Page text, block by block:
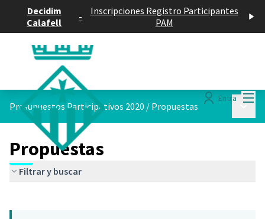
Decidim
Calafell
-
Inscripciones Registro Participantes
PAM
Entra
Presupuestos Participativos 2020 / Propuestas
Propuestas
Filtrar y buscar